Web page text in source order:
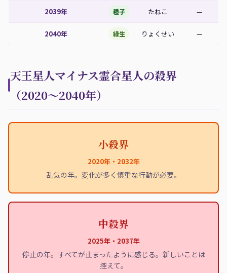
2039年 種子 たねこ —
2040年 緑生 りょくせい —
天王星人マイナス霊合星人の殺界
（2020〜2040年）
小殺界
2020年・2032年
乱気の年。変化が多く慎重な行動が必要。
中殺界
2025年・2037年
停止の年。すべてが止まったように感じる。新しいことは
控えて。